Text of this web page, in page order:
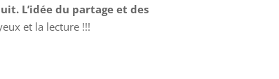
L’idée du partage et des
et la lecture !!!